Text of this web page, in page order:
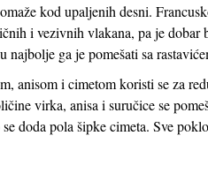
kod upaljenih desni.
i vezivnih vlakana, pa je
najbolje ga je pomešati sa
anisom i cimetom koristi se za
virka, anisa i suručice se
doda pola šipke cimeta. Sve